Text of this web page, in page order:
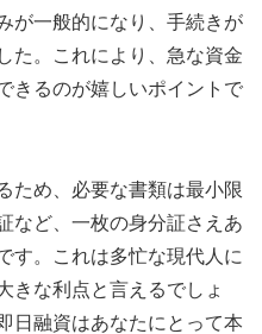
が一般的になり、手続きが
た。これにより、急な資金
きるのが嬉しいポイントで
ため、必要な書類は最小限
など、一枚の身分証さえあ
す。これは多忙な現代人に
きな利点と言えるでしょ
日融資はあなたにとって本